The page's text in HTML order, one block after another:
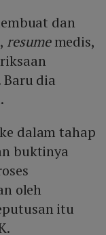
dan
resumemedis,
dia
dalam tahap
buktinya
oleh
itu